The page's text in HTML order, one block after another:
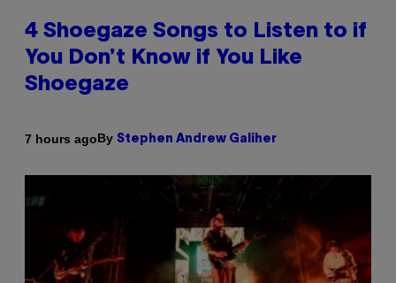
4 Shoegaze Songs to Listen to if
You Don’t Know if You Like
Shoegaze
7 hours agoBy Stephen Andrew Galiher